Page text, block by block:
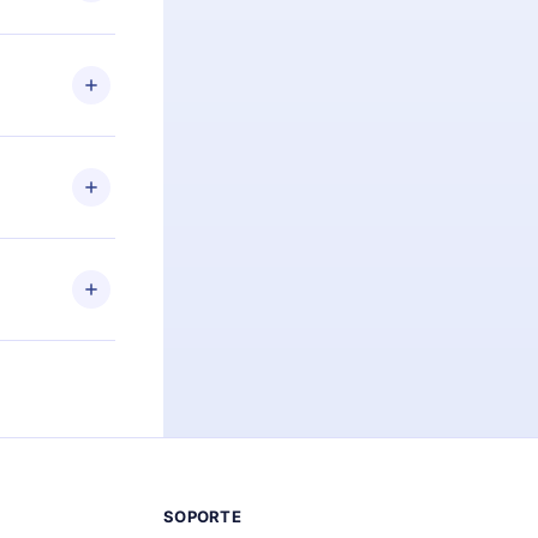
Por
el
de
más de
leer o
iOS,
momento
SOPORTE